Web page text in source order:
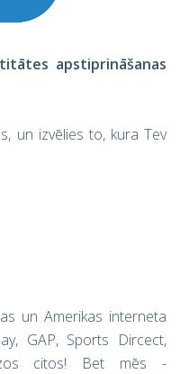
apstiprināšanas
un izvēlies to, kura Tev
un Amerikas interneta
GAP, Sports Dircect,
citos! Bet mēs -